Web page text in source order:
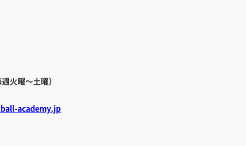
火曜～土曜）
academy.jp